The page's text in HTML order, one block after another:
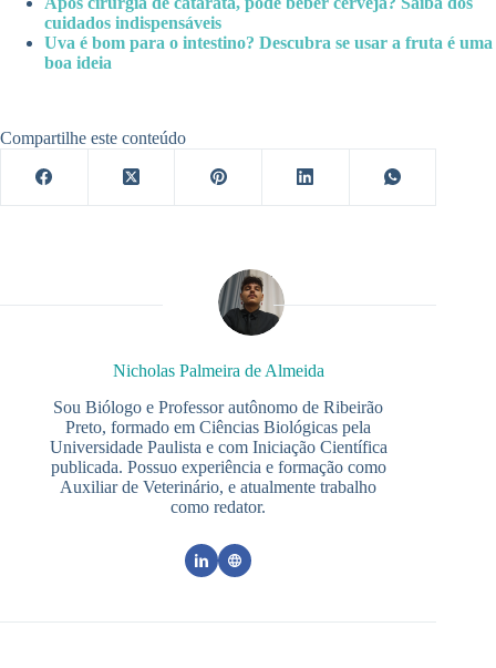
cuidados indispensáveis
Uva é bom para o intestino? Descubra se usar a fruta é uma
boa ideia
Compartilhe este conteúdo
Nicholas Palmeira de Almeida
Sou Biólogo e Professor autônomo de Ribeirão
Preto, formado em Ciências Biológicas pela
Universidade Paulista e com Iniciação Científica
publicada. Possuo experiência e formação como
Auxiliar de Veterinário, e atualmente trabalho
como redator.